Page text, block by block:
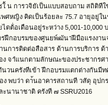
น การวจิยัเป็นแบบสอบถาม สถิติที
พศหญิง คิดเป็นร้อยละ 75.7 อายุอ
ต้่อเดือนอยู่ระหว่าง 5,001-
ฝึกอบรมของศูนยพ์ฒันาฝีมือแรงงา
การติดต่อสือสาร ด้านการบริการ
จาํแนกตามลักษณะของประชากร
วนครังทีเข้า ฝึกอบรมแตกต่างกันมี
พบว่า ดา้นอาคารสถานที วสัดุ อุป
นานาชาติ ครังที ๗ SSRU2016